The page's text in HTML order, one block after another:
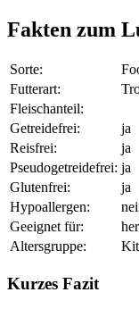
Fakten zum
Sorte:
Futterart:
Fleischanteil:
Getreidefrei:
ja
Reisfrei:
ja
Pseudogetreidefrei: ja
Glutenfrei:
ja
Hypoallergen:
Geeignet für:
Altersgruppe:
Kurzes Fazit